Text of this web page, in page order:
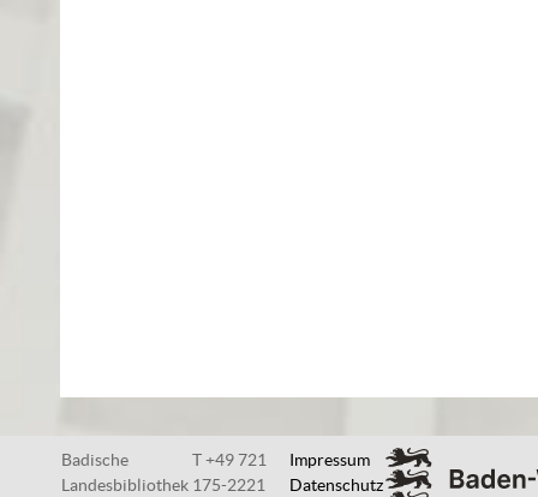
Badische
Landesbibliothek
T +49 721
175-2221
Impressum
Datenschutz